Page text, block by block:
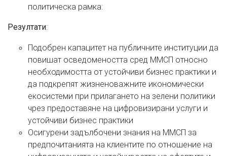
политическа рамка:
Резултати:
Подобрен капацитет на публичните институции да
повишат осведомеността сред ММСП относно
необходимостта от устойчиви бизнес практики и
да подкрепят жизненоважните икономически
екосистеми при прилагането на зелени политики
чрез предоставяне на цифровизирани услуги и
устойчиви бизнес практики
Осигурени задълбочени знания на ММСП за
предпочитанията на клиентите по отношение на